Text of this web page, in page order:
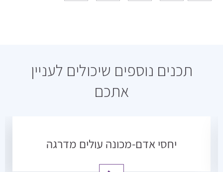
תכנים נוספים שיכולים לעניין
אתכם
יחסי אדם-מכונה עולים מדרגה